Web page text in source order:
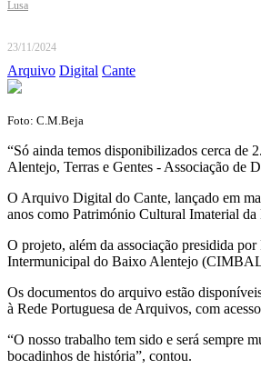
Lusa
23/11/2024
Arquivo Digital Cante
Foto: C.M.Beja
“Só ainda temos disponibilizados cerca de
Alentejo, Terras e Gentes - Associação de
O Arquivo Digital do Cante, lançado em
anos como Património Cultural Imaterial
O projeto, além da associação presidida
Intermunicipal do Baixo Alentejo
Os documentos do arquivo estão
à Rede Portuguesa de Arquivos, com
“O nosso trabalho tem sido e será sempre
bocadinhos de história”, contou.